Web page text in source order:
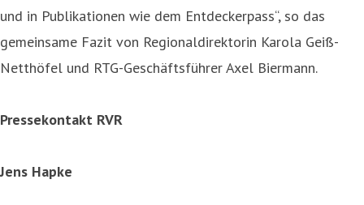
und in Publikationen wie dem Entdeckerpass“, so das
gemeinsame Fazit von Regionaldirektorin Karola Geiß-
Netthöfel und RTG-Geschäftsführer Axel Biermann.
Pressekontakt RVR
Jens Hapke